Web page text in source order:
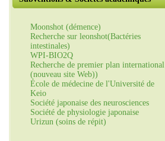
Moonshot (démence)
Recherche sur leonshot(Bactéries
intestinales)
WPI-BIO2Q
Recherche de premier plan international
(nouveau site Web))
École de médecine de l'Université de
Keio
Société japonaise des neurosciences
Société de physiologie japonaise
Urizun (soins de répit)